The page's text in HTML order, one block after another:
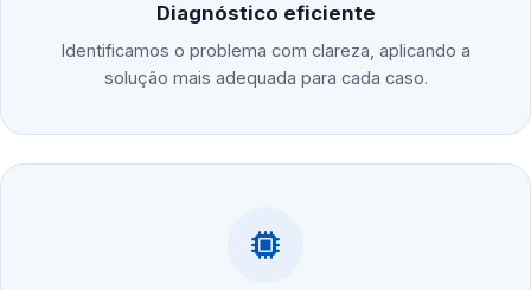
Diagnóstico eficiente
Identificamos o problema com clareza, aplicando a
solução mais adequada para cada caso.